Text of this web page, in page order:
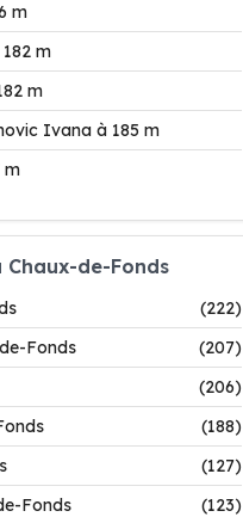
m
m
m
Ivana à 185 m
m
de-Fonds
(222)
Fonds
(207)
(206)
(188)
(127)
Fonds
(123)